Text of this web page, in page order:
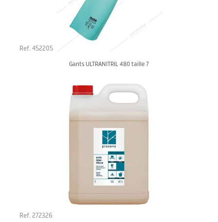
Ref. 452205
Gants ULTRANITRIL 480 taille 7
Ref. 272326